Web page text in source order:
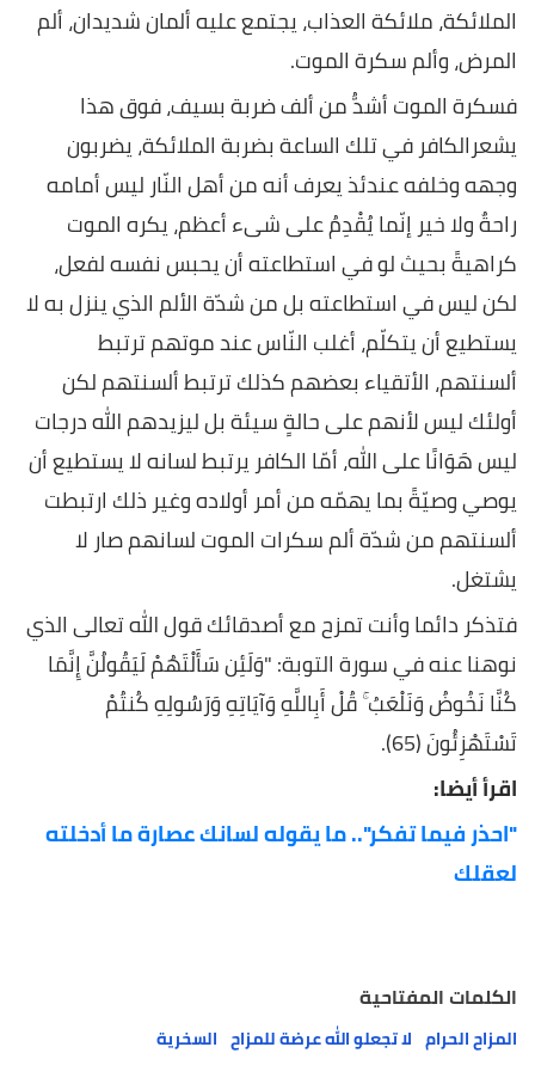
الملائكة، ملائكة العذاب، يجتمع عليه ألمان شديدان، ألم
المرض، وألم سكرة الموت.
فسكرة الموت أشدُّ من ألف ضربة بسيف، فوق هذا
يشعرالكافر في تلك الساعة بضربة الملائكة، يضربون
وجهه وخلفه عندئذ يعرف أنه من أهل النّار ليس أمامه
راحةٌ ولا خير إنّما يُقْدِمُ على شىء أعظم، يكره الموت
كراهيةً بحيث لو في استطاعته أن يحبس نفسه لفعل،
لكن ليس في استطاعته بل من شدّة الألم الذي ينزل به لا
يستطيع أن يتكلّم، أغلب النّاس عند موتهم ترتبط
ألسنتهم، الأتقياء بعضهم كذلك ترتبط ألسنتهم لكن
أولئك ليس لأنهم على حالةٍ سيئة بل ليزيدهم الله درجات
ليس هَوَانًا على الله، أمّا الكافر يرتبط لسانه لا يستطيع أن
يوصي وصيّةً بما يهمّه من أمر أولاده وغير ذلك ارتبطت
ألسنتهم من شدّة ألم سكرات الموت لسانهم صار لا
يشتغل.
فتذكر دائما وأنت تمزح مع أصدقائك قول الله تعالى الذي
نوهنا عنه في سورة التوبة: "وَلَئِن سَأَلْتَهُمْ لَيَقُولُنَّ إِنَّمَا
كُنَّا نَخُوضُ وَنَلْعَبُ ۚ قُلْ أَبِاللَّهِ وَآيَاتِهِ وَرَسُولِهِ كُنتُمْ
تَسْتَهْزِئُونَ (65).
اقرأ أيضا:
"احذر فيما تفكر".. ما يقوله لسانك عصارة ما أدخلته
لعقلك
الكلمات المفتاحية
المزاح الحرام لا تجعلو الله عرضة للمزاح السخرية